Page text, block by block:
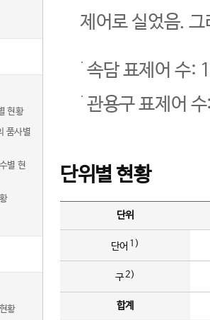
현황
품사별
별 현
황
제어로 실었음.
속담 표제어 수:
관용구 표제어
단위별 현황
단위
단어 1)
구2)
합계